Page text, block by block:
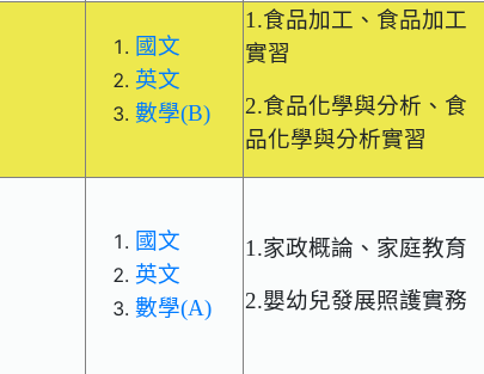
國文
英文
數學(B)
1.食品加工、食品加工
實習
2.食品化學與分析、食
品化學與分析實習
國文
英文
數學(A)
1.家政概論、家庭教育
2.嬰幼兒發展照護實務